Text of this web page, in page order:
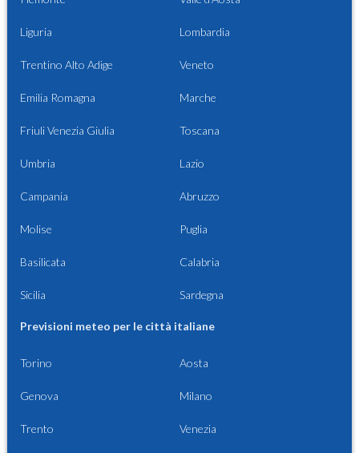
Liguria Lombardia
Trentino Alto Adige Veneto
Emilia Romagna Marche
Friuli Venezia Giulia Toscana
Umbria Lazio
Campania Abruzzo
Molise Puglia
Basilicata Calabria
Sicilia Sardegna
Previsioni meteo per le città italiane
Torino Aosta
Genova Milano
Trento Venezia